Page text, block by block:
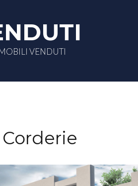
VENDUTI
Corderie